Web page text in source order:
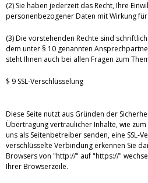
(2) Sie haben jederzeit das Recht, Ihre
personenbezogener Daten mit Wirkung
(3) Die vorstehenden Rechte sind
dem unter § 10 genannten
steht Ihnen auch bei allen Fragen zum
$ 9 SSL-Verschlüsselung
Diese Seite nutzt aus Gründen der
Übertragung vertraulicher Inhalte, wie
uns als Seitenbetreiber senden, eine SSL-
verschlüsselte Verbindung erkennen Sie
Browsers von "http://" auf "https://"
Ihrer Browserzeile.